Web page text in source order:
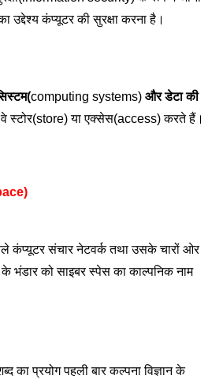
उद्देश्य कंप्यूटर की सुरक्षा करना है।
computing systems) और डेटा की
स्टोर(store) या एक्सेस(access) करते हैं।
कंप्यूटर संचार नेटवर्क तथा उसके चारों ओर
को साइबर स्पेस का काल्पनिक नाम
का प्रयोग पहली बार कल्पना विज्ञान के